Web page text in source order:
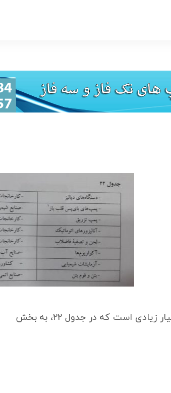
، از نظر کاربردی، دارای تنوع بسیار زیادی است که در جدول ۲۲، به بخش